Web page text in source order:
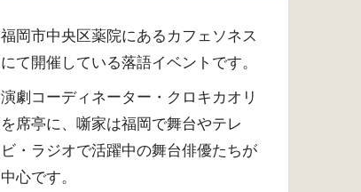
福岡市中央区薬院にあるカフェソネス
にて開催している落語イベントです。
演劇コーディネーター・クロキカオリ
を席亭に、噺家は福岡で舞台やテレ
ビ・ラジオで活躍中の舞台俳優たちが
中心です。